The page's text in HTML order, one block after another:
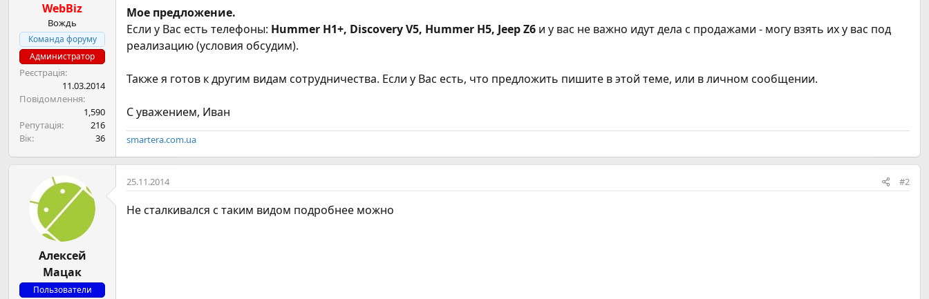
н
н
я
WebBiz
Вождь
Команда форуму
Администратор
Реєстрація
11.03.2014
Повідомлення
1,590
Репутація
216
Вік
36
Мое предложение.
Если у Вас есть телефоны: Hummer H1+, Discovery V5, Hummer H5, Jeep Z6 и у вас не важно идут дела с продажами - могу взять их у вас под
реализацию (условия обсудим).
Также я готов к другим видам сотрудничества. Если у Вас есть, что предложить пишите в этой теме, или в личном сообщении.
С уважением, Иван
smartera.com.ua
Алексей
Мацак
Пользователи
25.11.2014 #2
Не сталкивался с таким видом подробнее можно